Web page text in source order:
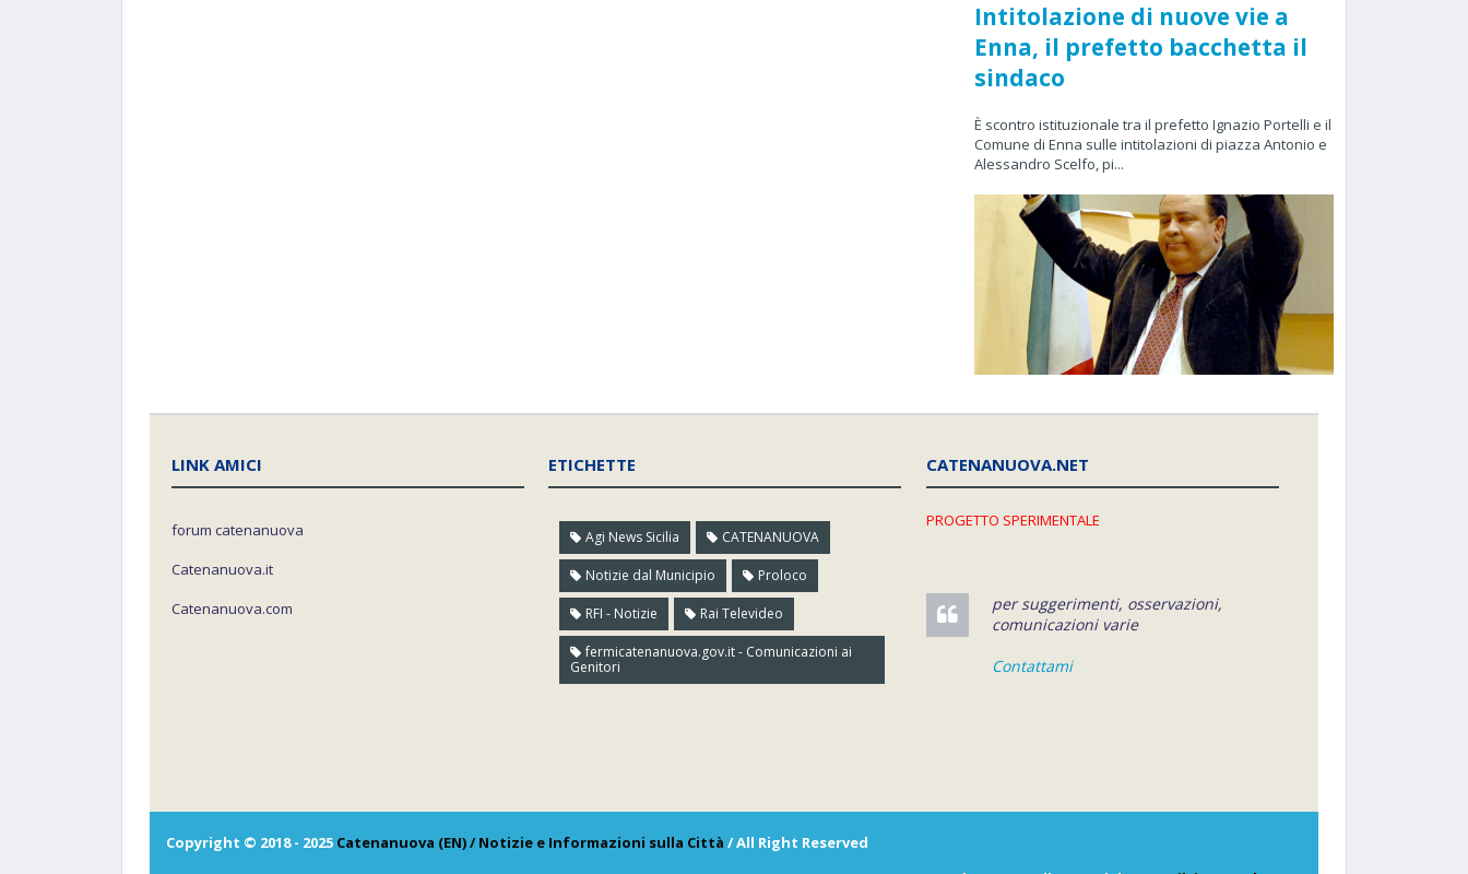
Intitolazione di nuove vie a
Enna, il prefetto bacchetta il
sindaco
È scontro istituzionale tra il prefetto Ignazio Portelli e il
Comune di Enna sulle intitolazioni di piazza Antonio e
Alessandro Scelfo, pi...
LINK AMICI
forum catenanuova
Catenanuova.it
Catenanuova.com
ETICHETTE
Agi News Sicilia CATENANUOVA
Notizie dal Municipio Proloco
RFI - Notizie Rai Televideo
fermicatenanuova.gov.it - Comunicazioni ai
Genitori
CATENANUOVA.NET
PROGETTO SPERIMENTALE
per suggerimenti, osservazioni,
comunicazioni varie
Contattami
Copyright © 2018 - 2025 Catenanuova (EN) / Notizie e Informazioni sulla Città / All Right Reserved